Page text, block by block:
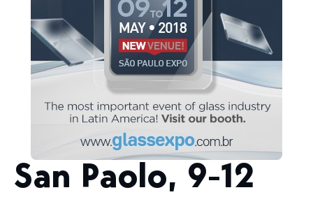
San Paolo, 9-12